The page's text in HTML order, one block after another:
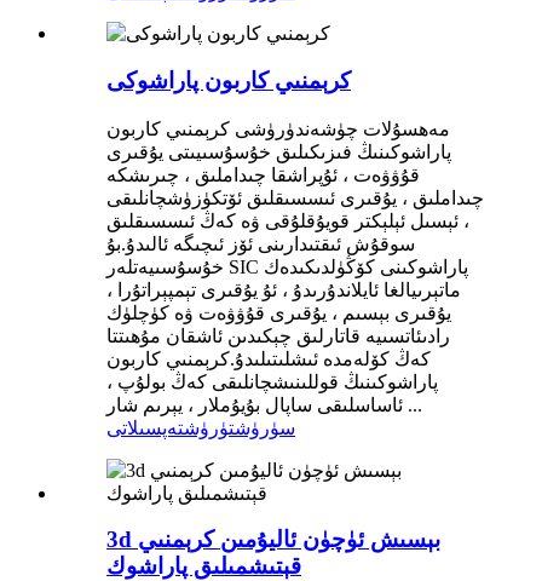
كرېمنىي كاربون پاراشوكى
مەھسۇلات چۈشەندۈرۈشى كرېمنىي كاربون
پاراشوكىنىڭ فىزىكىلىق خۇسۇسىيىتى يۇقىرى
قۇۋۋەت ، ئۇپراشقا چىداملىق ، چىرىشكە
چىداملىق ، يۇقىرى ئىسسىقلىق ئۆتكۈزۈشچانلىقى
، ئېسىل ئېلېكتر قويۇقلۇقى ۋە كەڭ ئىسسىقلىق
سوقۇش ئىقتىدارىنى ئۆز ئىچىگە ئالىدۇ.بۇ
خۇسۇسىيەتلەر SIC پاراشوكىنى كۆڭۈلدىكىدەك
ماتېرىيالغا ئايلاندۇرىدۇ ، ئۇ يۇقىرى تېمپېراتۇرا ،
يۇقىرى بېسىم ، يۇقىرى قۇۋۋەت ۋە كۈچلۈك
رادىئاتسىيە قاتارلىق چېكىدىن ئاشقان مۇھىتتا
كەڭ كۆلەمدە ئىشلىتىلىدۇ.كرېمنىي كاربون
پاراشوكىنىڭ قوللىنىشچانلىقى كەڭ بولۇپ ،
ئاساسلىقى ساپال بۇيۇملار ، يېرىم شار ...
سۈرۈشتۈرۈشتەپسىلاتى
3d بېسىش ئۈچۈن ئاليۇمىن كرېمنىي
قېتىشمىلىق پاراشوك